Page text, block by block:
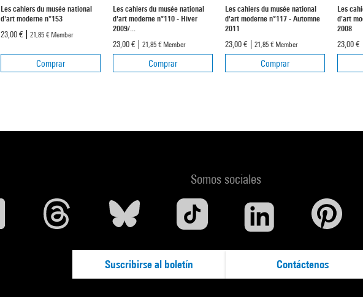
Les cahiers du musée national
d'art moderne n°153
23,00 €
21,85 € Member
Comprar
Les cahiers du musée national
d'art moderne n°110 - Hiver
2009/...
23,00 €
21,85 € Member
Comprar
Les cahiers du musée national
d'art moderne n°117 - Automne
2011
23,00 €
21,85 € Member
Comprar
Les
d'art
2008
23,00 €
Somos sociales
Suscribirse al boletín Contáctenos